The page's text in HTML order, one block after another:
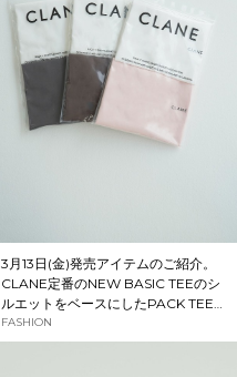
3月13日(金)発売アイテムのご紹介。
CLANE定番のNEW BASIC TEEのシ
ルエットをベースにしたPACK TEE
が登場。
FASHION